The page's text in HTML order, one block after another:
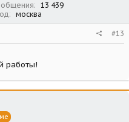
13 439
москва
#13
работы!